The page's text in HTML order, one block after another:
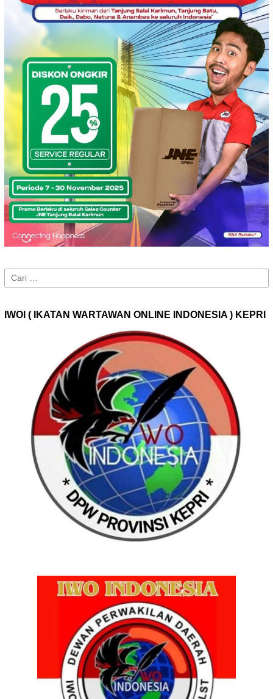
Cari
untuk:
IWOI ( IKATAN WARTAWAN ONLINE INDONESIA ) KEPRI